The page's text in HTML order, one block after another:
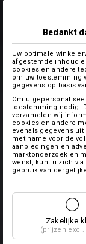
Bedankt
Uw optimale
afgestemde inhoud
cookies en andere
om uw toestemming
gegevens op basis
Om u
toestemming nodig.
verzamelen wij
cookies en andere
evenals gegevens
met name voor de
aanbiedingen en
marktonderzoek en
wenst, kunt u zich
gebruik van
Zakelijke
(prijzen excl.